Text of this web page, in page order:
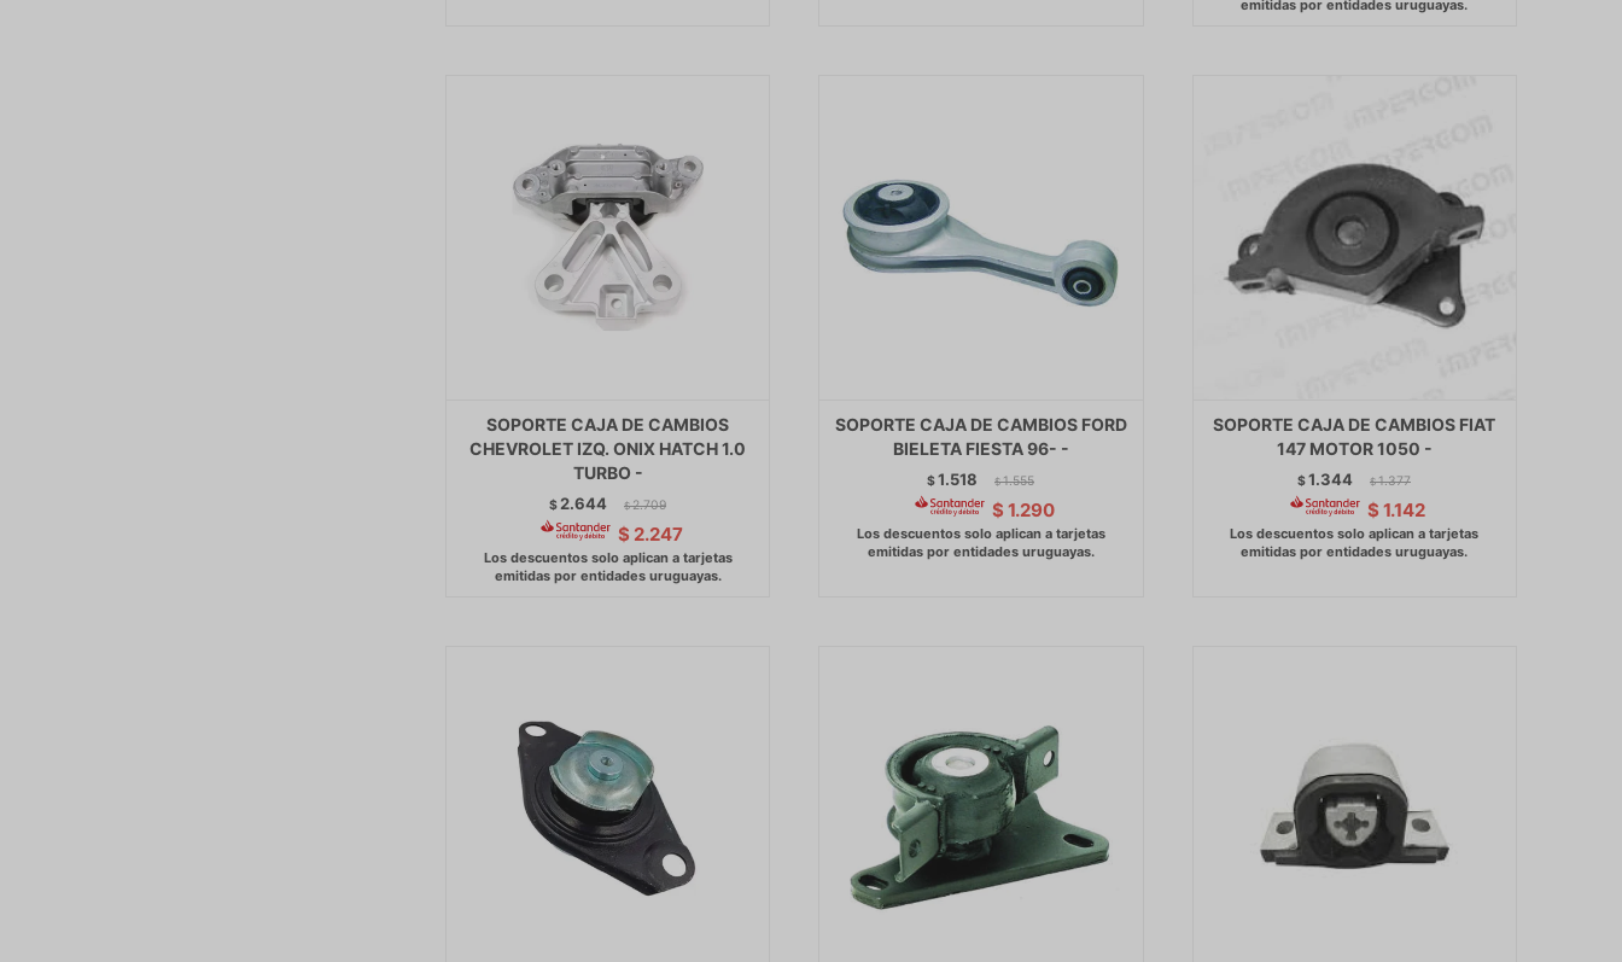
SOPORTE CAJA DE CAMBIOS
CHEVROLET IZQ. ONIX HATCH 1.0
TURBO -
$2.644 $ 2.709
$ 2.247
SOPORTE CAJA DE CAMBIOS FORD
BIELETA FIESTA 96- -
$1.518 $ 1.555
$ 1.290
SOPORTE CAJA DE CAMBIOS FIAT
147 MOTOR 1050 -
$1.344 $ 1.377
$ 1.142